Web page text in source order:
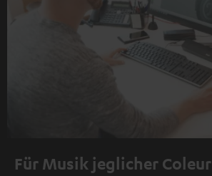
Für Musik jeglicher Coleur